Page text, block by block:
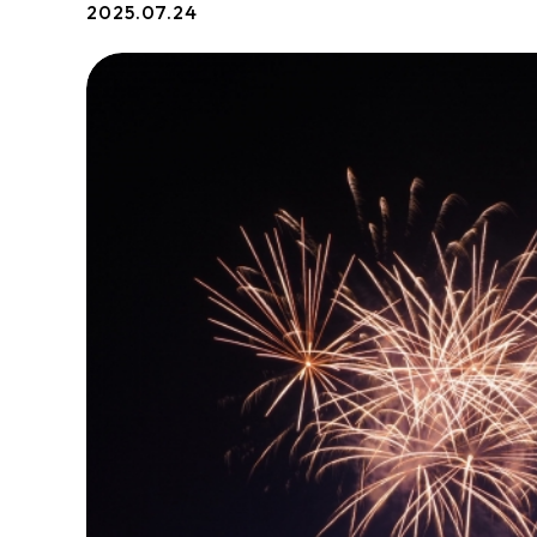
2025.07.24